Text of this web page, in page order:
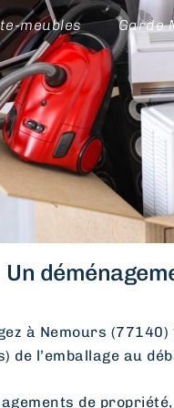
meubles Garde
Un
à Nemours (77140)
l’emballage au
de